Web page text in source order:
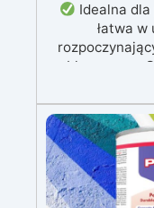
Idealna
łatwa w
błyszcząca:
wykończenie
prosta w
– wystarczy
częściach
Nadaje się
dowolnie
wysoka